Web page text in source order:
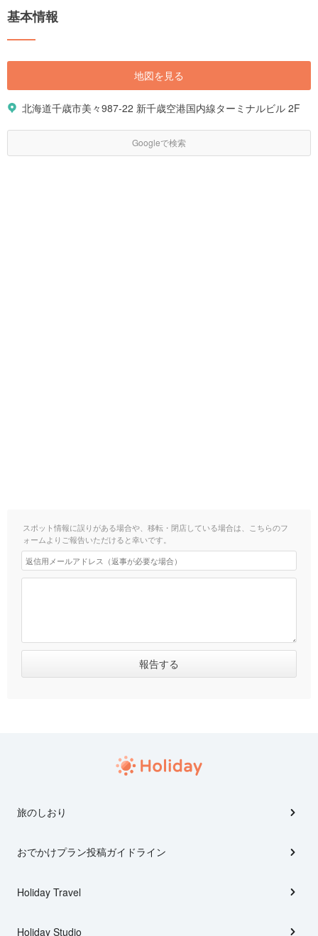
基本情報
地図を見る
北海道千歳市美々987-22 新千歳空港国内線ターミナルビル 2F
Googleで検索
スポット情報に誤りがある場合や、移転・閉店している場合は、こちらのフ
ォームよりご報告いただけると幸いです。
旅のしおり
おでかけプラン投稿ガイドライン
Holiday Travel
Holiday Studio